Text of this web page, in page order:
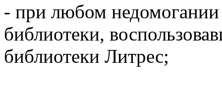
- при любом недомогании
библиотеки,
библиотеки Литрес;